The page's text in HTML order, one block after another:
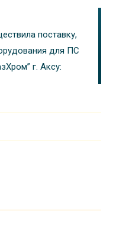
поставку,
для ПС
г. Аксу: